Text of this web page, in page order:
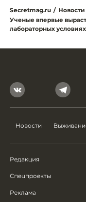
Secretmag.ru / Новости
Ученые впервые
лабораторных условиях
Новости
Редакция
Спецпроекты
Реклама